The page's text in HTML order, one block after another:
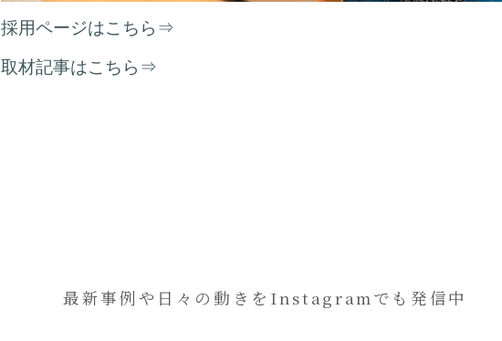
採用ページはこちら⇒
取材記事はこちら⇒
最新事例や日々の動きをInstagramでも発信中